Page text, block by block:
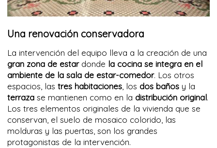
Una renovación conservadora
La intervención del equipo lleva a la creación de una
gran zona de estardonde la cocina se integra en el
ambiente de la sala de estar-comedor. Los otros
espacios, las tres habitaciones, los dos baños y la
terraza se mantienen como en la distribución original.
Los tres elementos originales de la vivienda que se
conservan, el suelo de mosaico colorido, las
molduras y las puertas, son los grandes
protagonistas de la intervención.